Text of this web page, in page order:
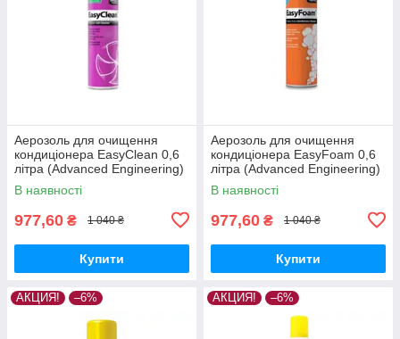
Аерозоль для очищення
кондиціонера EasyClean 0,6
літра (Advanced Engineering)
В наявності
977,60 ₴ 1 040 ₴
Купити
Аерозоль для очищення
кондиціонера EasyFoam 0,6
літра (Advanced Engineering)
В наявності
977,60 ₴ 1 040 ₴
Купити
АКЦИЯ! –6% АКЦИЯ! –6%